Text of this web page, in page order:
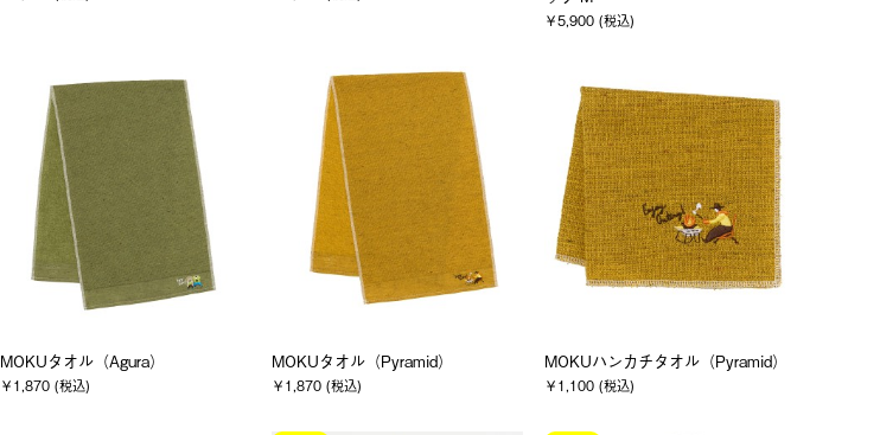
￥5,900 (税込)
MOKUタオル（Agura）
￥1,870 (税込)
MOKUタオル（Pyramid）
￥1,870 (税込)
MOKUハンカチタオル（Pyramid）
￥1,100 (税込)